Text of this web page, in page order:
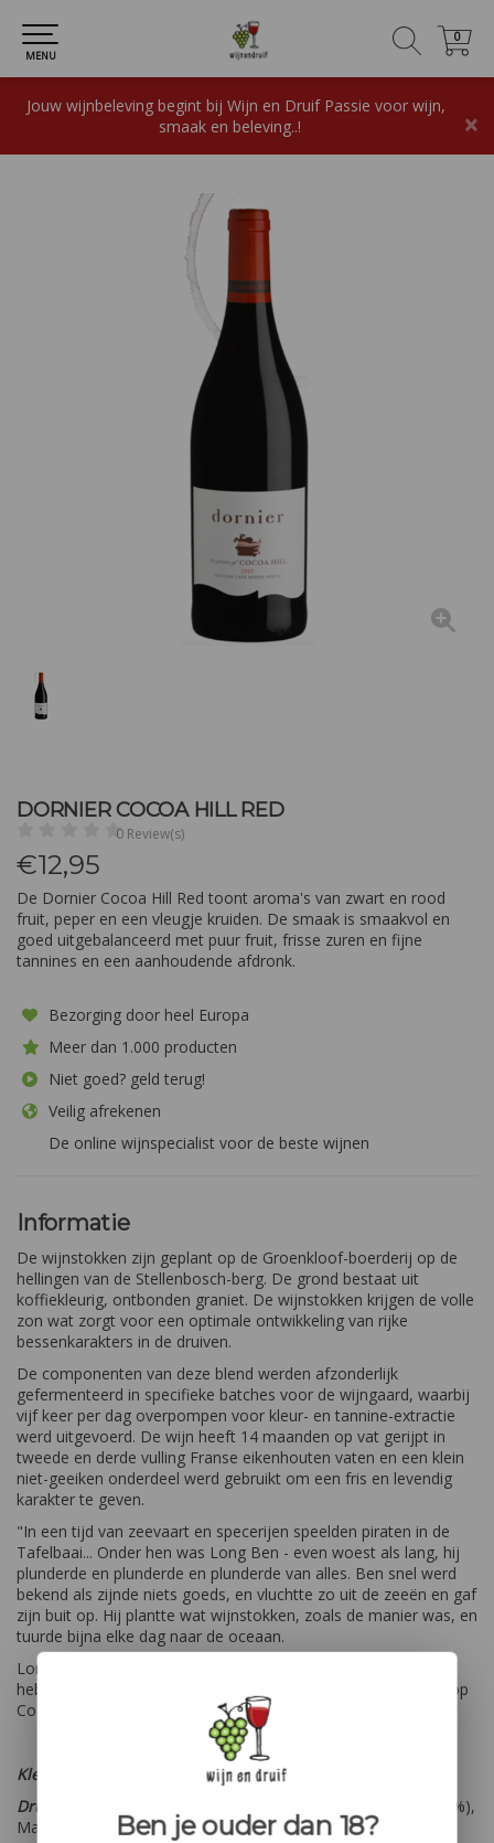
0
0
MENU
Jouw wijnbeleving begint bij Wijn en Druif Passie voor wijn,
smaak en beleving..!
×
DORNIER COCOA HILL RED
0 Review(s)
€12,95
De Dornier Cocoa Hill Red toont aroma's van zwart en rood
fruit, peper en een vleugje kruiden. De smaak is smaakvol en
goed uitgebalanceerd met puur fruit, frisse zuren en fijne
tannines en een aanhoudende afdronk.
Bezorging door heel Europa
Meer dan 1.000 producten
Niet goed? geld terug!
Veilig afrekenen
De online wijnspecialist voor de beste wijnen
Informatie
De wijnstokken zijn geplant op de Groenkloof-boerderij op de
hellingen van de Stellenbosch-berg. De grond bestaat uit
koffiekleurig, ontbonden graniet. De wijnstokken krijgen de volle
zon wat zorgt voor een optimale ontwikkeling van rijke
bessenkarakters in de druiven.
De componenten van deze blend werden afzonderlijk
gefermenteerd in specifieke batches voor de wijngaard, waarbij
vijf keer per dag overpompen voor kleur- en tannine-extractie
werd uitgevoerd. De wijn heeft 14 maanden op vat gerijpt in
tweede en derde vulling Franse eikenhouten vaten en een klein
niet-geeiken onderdeel werd gebruikt om een fris en levendig
karakter te geven.
"In een tijd van zeevaart en specerijen speelden piraten in de
Tafelbaai... Onder hen was Long Ben - even woest als lang, hij
plunderde en plunderde en plunderde van alles. Ben snel werd
bekend als zijnde niets goeds, en vluchtte zo uit de zeeën en gaf
zijn buit op. Hij plantte wat wijnstokken, zoals de manier was, en
tuurde bijna elke dag naar de oceaan.
Long Ben zou verlangend naar het uitzicht op de Tafelbaai
hebben gestaard van waar de wijnstokken vandaag groeien, op
Cocoa Hill.”
Kleur:
Druiven:
Merlot (40%), Shiraz (35%), Cabernet Sauvignon (12%),
Malbec (9%) en Petit Verdot (4%)
Ben je ouder dan 18?